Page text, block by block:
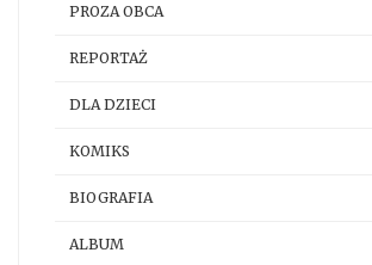
PROZA OBCA
REPORTAŻ
DLA DZIECI
KOMIKS
BIOGRAFIA
ALBUM